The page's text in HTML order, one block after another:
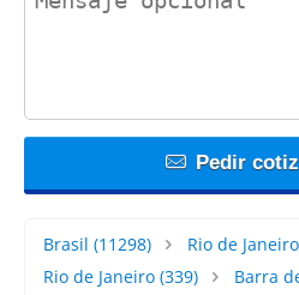
Pedir
Brasil (11298) Rio de Janeiro
Rio de Janeiro (339) Barra